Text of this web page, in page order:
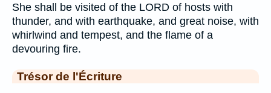
She shall be visited of the LORD of hosts with
thunder, and with earthquake, and great noise, with
whirlwind and tempest, and the flame of a
devouring fire.
Trésor de l'Écriture